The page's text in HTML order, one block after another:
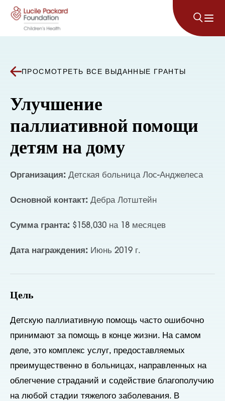
Перейти к содержанию
ПРОСМОТРЕТЬ ВСЕ ВЫДАННЫЕ ГРАНТЫ
Улучшение
паллиативной помощи
детям на дому
Организация: Детская больница Лос-Анджелеса
Основной контакт: Дебра Лотштейн
Сумма гранта: $158,030 на 18 месяцев
Дата награждения: Июнь 2019 г.
Цель
Детскую паллиативную помощь часто ошибочно
принимают за помощь в конце жизни. На самом
деле, это комплекс услуг, предоставляемых
преимущественно в больницах, направленных на
облегчение страданий и содействие благополучию
на любой стадии тяжелого заболевания. В